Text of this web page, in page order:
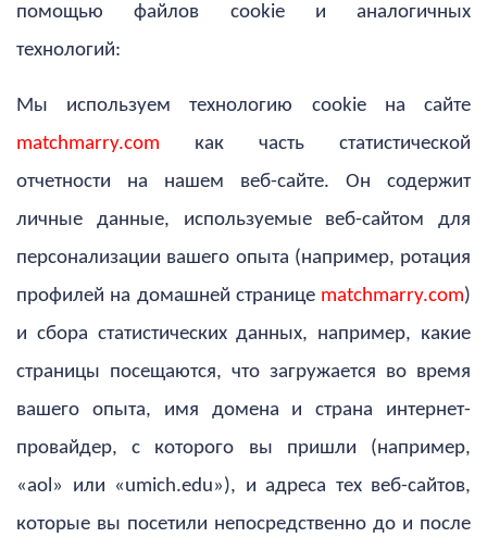
помощью файлов cookie и аналогичных
технологий:
Мы используем технологию cookie на сайте
matchmarry.com как часть статистической
отчетности на нашем веб-сайте. Он содержит
личные данные, используемые веб-сайтом для
персонализации вашего опыта (например, ротация
профилей на домашней странице matchmarry.com)
и сбора статистических данных, например, какие
страницы посещаются, что загружается во время
вашего опыта, имя домена и страна интернет-
провайдер, с которого вы пришли (например,
«aol» или «umich.edu»), и адреса тех веб-сайтов,
которые вы посетили непосредственно до и после